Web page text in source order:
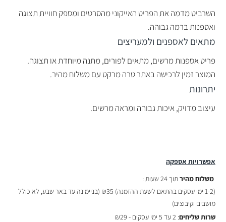
אפשרויות אספקה
משלוח מהירתוך 24 שעות :
(1-2 ימי עסקים בהתאם לשעת ההזמנה)
₪35 (בניימינה עד באר שבע, לא כולל
מושבים וקיבוצים)
שרות שליחים: 2 עד 5 ימי עסקים - ₪29
השרביט מדמה את הפריט האייקוני מהסרטים ומספק חוויית תצוגה
ואספנות ברמה גבוהה.
מתאים לאספנים ולמעריצים
פריט אספנות מרשים, מתאים לפורים, מתנה מיוחדת או תצוגה.
המוצר זמין לרכישה באתר טרה מרקט עם משלוח מהיר.
יתרונות
עיצוב מדויק, איכות גבוהה ומראה מרשים.